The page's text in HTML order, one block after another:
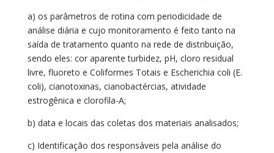
a) os parâmetros de rotina com periodicidade de
análise diária e cujo monitoramento é feito tanto na
saída de tratamento quanto na rede de distribuição,
sendo eles: cor aparente turbidez, pH, cloro residual
livre, fluoreto e Coliformes Totais e Escherichia coli (E.
coli), cianotoxinas, cianobactércias, atividade
estrogênica e clorofila-A;
b) data e locais das coletas dos materiais analisados;
c) Identificação dos responsáveis pela análise do